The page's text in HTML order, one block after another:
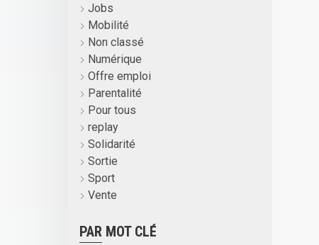
Jobs
Mobilité
Non classé
Numérique
Offre emploi
Parentalité
Pour tous
replay
Solidarité
Sortie
Sport
Vente
PAR MOT CLÉ